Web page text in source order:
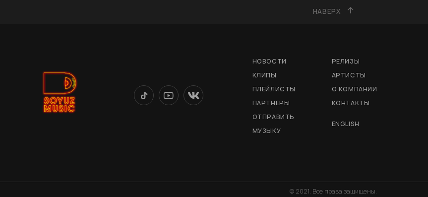
НАВЕРХ
НОВОСТИ
РЕЛИЗЫ
КЛИПЫ
АРТИСТЫ
ПЛЕЙЛИСТЫ
О КОМПАНИИ
ПАРТНЕРЫ
КОНТАКТЫ
ОТПРАВИТЬ
МУЗЫКУ
ENGLISH
© 2021. Все права защищены.